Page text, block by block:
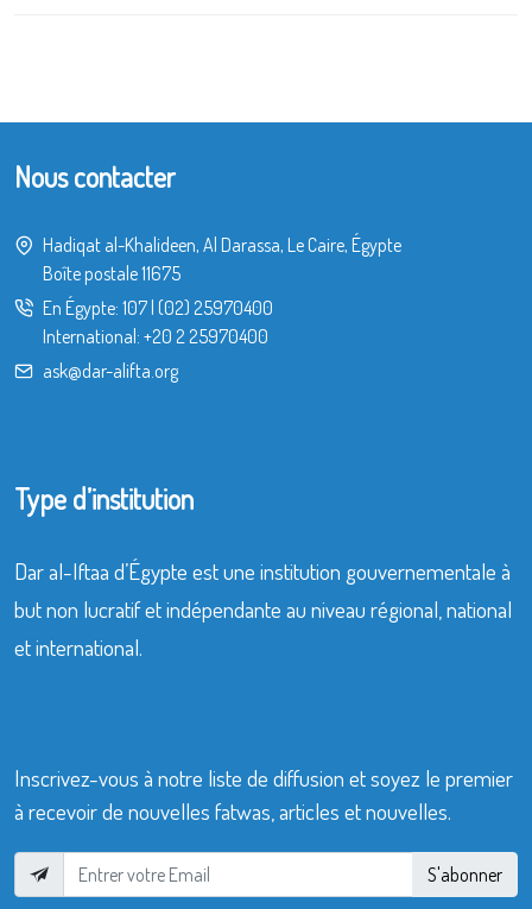
Nous contacter
Hadiqat al-Khalideen, Al Darassa, Le Caire, Égypte
Boîte postale 11675
En Égypte: 107| (02) 25970400
International: +20 2 25970400
ask@dar-alifta.org
Type d’institution
Dar al-Iftaa d’Égypte est une institution gouvernementale à
but non lucratif et indépendante au niveau régional, national
et international.
Inscrivez-vous à notre liste de diffusion et soyez le premier
à recevoir de nouvelles fatwas, articles et nouvelles.
S'abonner